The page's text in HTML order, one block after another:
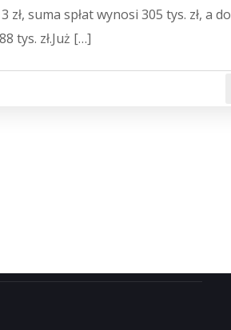
suma spłat wynosi 305 tys. zł, a do
tys. zł.Już […]